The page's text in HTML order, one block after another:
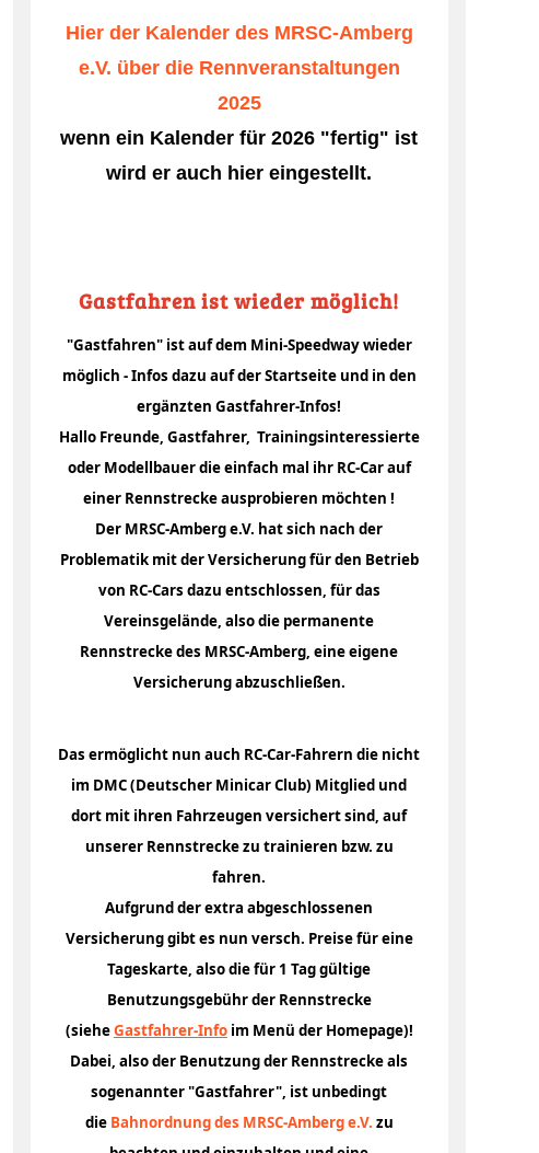
Hier der Kalender des MRSC-Amberg
e.V. über die Rennveranstaltungen
2025
wenn ein Kalender für 2026 "fertig" ist
wird er auch hier eingestellt.
Gastfahren ist wieder möglich!
"Gastfahren" ist auf dem Mini-Speedway wieder
möglich - Infos dazu auf der Startseite und in den
ergänzten Gastfahrer-Infos!
Hallo Freunde, Gastfahrer, Trainingsinteressierte
oder Modellbauer die einfach mal ihr RC-Car auf
einer Rennstrecke ausprobieren möchten !
Der MRSC-Amberg e.V. hat sich nach der
Problematik mit der Versicherung für den Betrieb
von RC-Cars dazu entschlossen, für das
Vereinsgelände, also die permanente
Rennstrecke des MRSC-Amberg, eine eigene
Versicherung abzuschließen.
Das ermöglicht nun auch RC-Car-Fahrern die nicht
im DMC (Deutscher Minicar Club) Mitglied und
dort mit ihren Fahrzeugen versichert sind, auf
unserer Rennstrecke zu trainieren bzw. zu
fahren.
Aufgrund der extra abgeschlossenen
Versicherung gibt es nun versch. Preise für eine
Tageskarte, also die für 1 Tag gültige
Benutzungsgebühr der Rennstrecke
(sieheGastfahrer-Infoim Menü der Homepage)!
Dabei, also der Benutzung der Rennstrecke als
sogenannter "Gastfahrer", ist unbedingt
die Bahnordnung des MRSC-Amberg e.V. zu